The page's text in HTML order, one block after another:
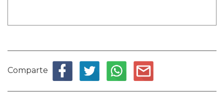
Comparte